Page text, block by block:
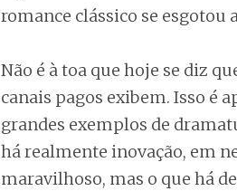
romance clássico se esgotou
Não é à toa que hoje se diz
canais pagos exibem. Isso é
grandes exemplos de
há realmente inovação, em
maravilhoso, mas o que há